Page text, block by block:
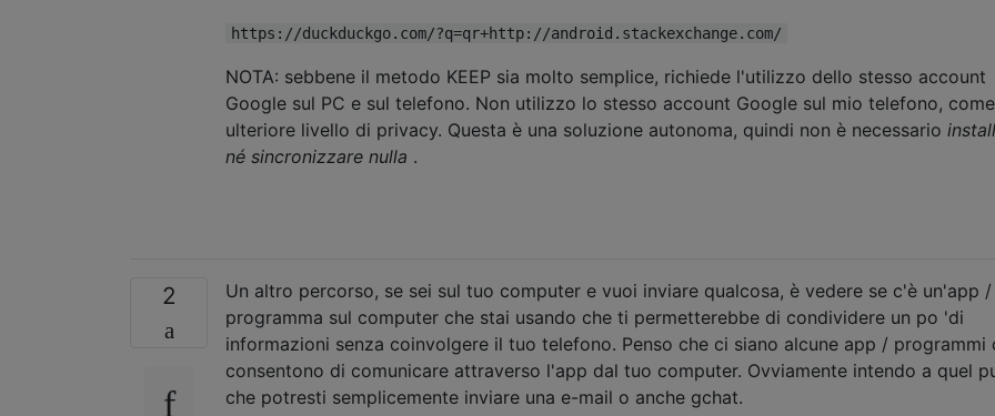
https://duckduckgo.com/?q=qr+http://android.stackexchange.com/
NOTA: sebbene il metodo KEEP sia molto semplice, richiede l'utilizzo dello stesso account
Google sul PC e sul telefono. Non utilizzo lo stesso account Google sul mio telefono, come
ulteriore livello di privacy. Questa è una soluzione autonoma, quindi non è necessario
né sincronizzare nulla .
2
Un altro percorso, se sei sul tuo computer e vuoi inviare qualcosa, è vedere se c'è un'app /
programma sul computer che stai usando che ti permetterebbe di condividere un po 'di
informazioni senza coinvolgere il tuo telefono. Penso che ci siano alcune app / programmi
consentono di comunicare attraverso l'app dal tuo computer. Ovviamente intendo a quel
che potresti semplicemente inviare una e-mail o anche gchat.